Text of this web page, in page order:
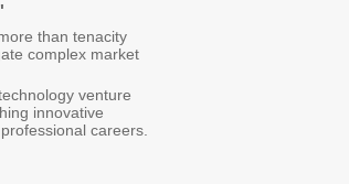
than tenacity
complex market
venture
innovative
careers.